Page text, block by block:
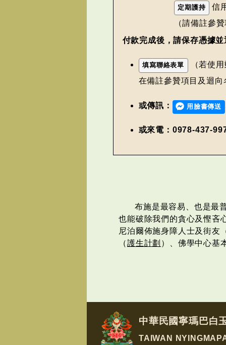
定期護持
信
（請備註參
付款完成後，請保存憑據
填寫聯絡表單
（若使
在備註參贊項目及迴
或傳訊： 用臉書傳送
或來電：0978-437-
布施是最容易、也是最
也能破除我們的貪心及慳吝
尼泊爾佈施身障人士及街友
（護生計劃 ）、佛學中心基
中華民國寧瑪巴白
TAIWAN